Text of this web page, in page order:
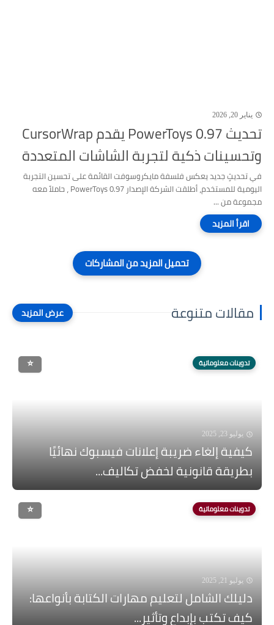
يناير 20, 2026
تحديث PowerToys 0.97 يقدم CursorWrap
وتحسينات ذكية لتجربة الشاشات المتعددة
في تحديثٍ جديد يعكس فلسفة مايكروسوفت القائمة على تحسين التجربة
اليومية للمستخدم، أطلقت الشركة الإصدار PowerToys 0.97 ، حاملاً معه
مجموعة من ...
مقالات متنوعة
تدوينات معلوماتية
يوليو 23, 2025
كيفية إلغاء ضريبة إعلانات فيسبوك نهائيًا
بطريقة قانونية لخفض تكاليف...
تدوينات معلوماتية
يوليو 21, 2025
دليلك الشامل لتعليم مهارات الكتابة بأنواعها:
كيف تكتب بإبداع وتأثير...